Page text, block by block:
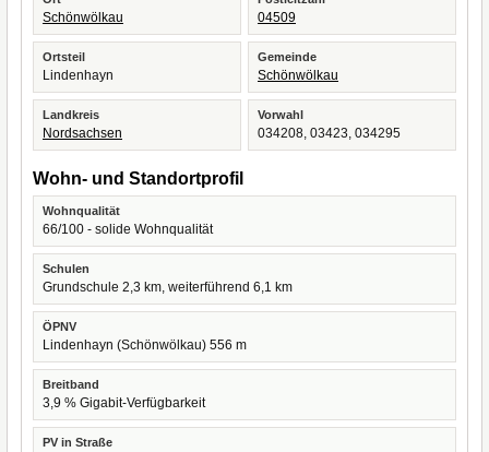
Schönwölkau 04509
Ortsteil
Lindenhayn
Gemeinde
Schönwölkau
Landkreis
Nordsachsen
Vorwahl
034208, 03423, 034295
Wohn- und Standortprofil
Wohnqualität
66/100 - solide Wohnqualität
Schulen
Grundschule 2,3 km, weiterführend 6,1 km
ÖPNV
Lindenhayn (Schönwölkau) 556 m
Breitband
3,9 % Gigabit-Verfügbarkeit
PV in Straße